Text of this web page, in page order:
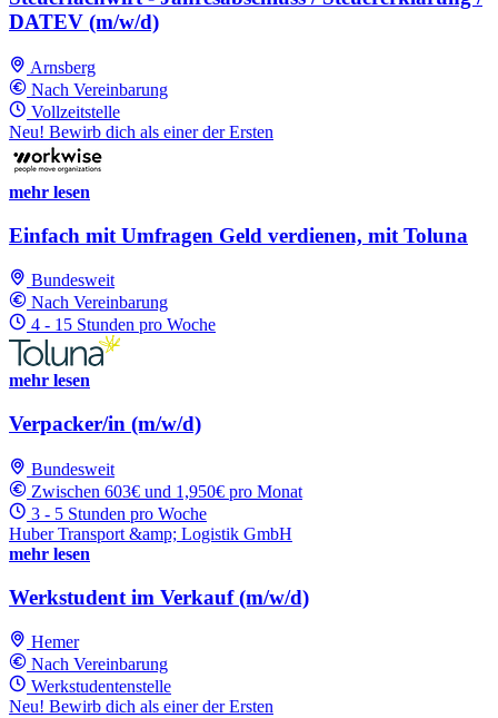
DATEV (m/w/d)
Arnsberg
Nach Vereinbarung
Vollzeitstelle
Neu! Bewirb dich als einer der Ersten
mehr lesen
Einfach mit Umfragen Geld verdienen, mit Toluna
Bundesweit
Nach Vereinbarung
4 - 15 Stunden pro Woche
mehr lesen
Verpacker/in (m/w/d)
Bundesweit
Zwischen 603€ und 1,950€ pro Monat
3 - 5 Stunden pro Woche
Huber Transport &amp; Logistik GmbH
mehr lesen
Werkstudent im Verkauf (m/w/d)
Hemer
Nach Vereinbarung
Werkstudentenstelle
Neu! Bewirb dich als einer der Ersten